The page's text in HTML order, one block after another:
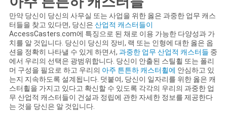
만약 당신이 당신의 사무실 또는 사업을 위한 옳은 과중한 업무 캐스
터들을 찾고 있다면, 당신은 산업적 캐스터들이
AccessCasters.com에 특징으로 된 채로 이용 가능한 다양성과 가
치를 알 것입니다. 당신이 당신의 장비, 랙 또는 인형에 대한 옳은 옵
션을 정확히 나타낼 수 있게 하면서, 과중한 업무 산업적 캐스터들 중
에서 우리의 선택은 광범위합니다. 당신이 안출된 스틸휠 또는 폴리
머 구성을 필요로 하고 우리의 아주 튼튼하 캐스터휠에 안심하고 있
는지 지속하도록 설계됩니다. 덧붙여, 당신이 일자리를 위한 옳은 캐
스터휠을 가지고 있다고 확신할 수 있도록 각각의 우리의 과중한 업
무 산업적 캐스터들이 건설과 정립에 관한 자세한 정보를 제공한다
는 것을 당신은 알 것입니다.